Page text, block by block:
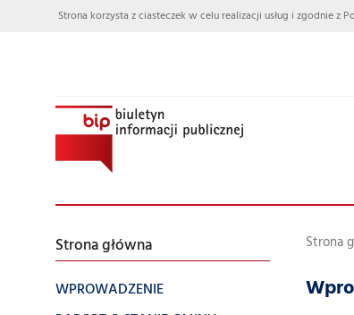
Strona korzysta z ciasteczek w celu realizacji usług i zgodnie
Strona główna
WPROWADZENIE
Strona